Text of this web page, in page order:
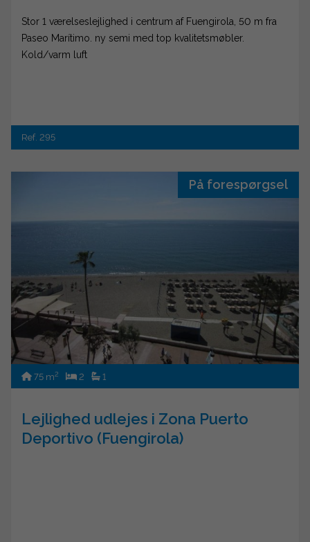
Stor 1 værelseslejlighed i centrum af Fuengirola, 50 m fra
Paseo Marítimo. ny semi med top kvalitetsmøbler.
Kold/varm luft
Ref. 295
På forespørgsel
75 m2 2 1
Lejlighed udlejes i Zona Puerto
Deportivo (Fuengirola)